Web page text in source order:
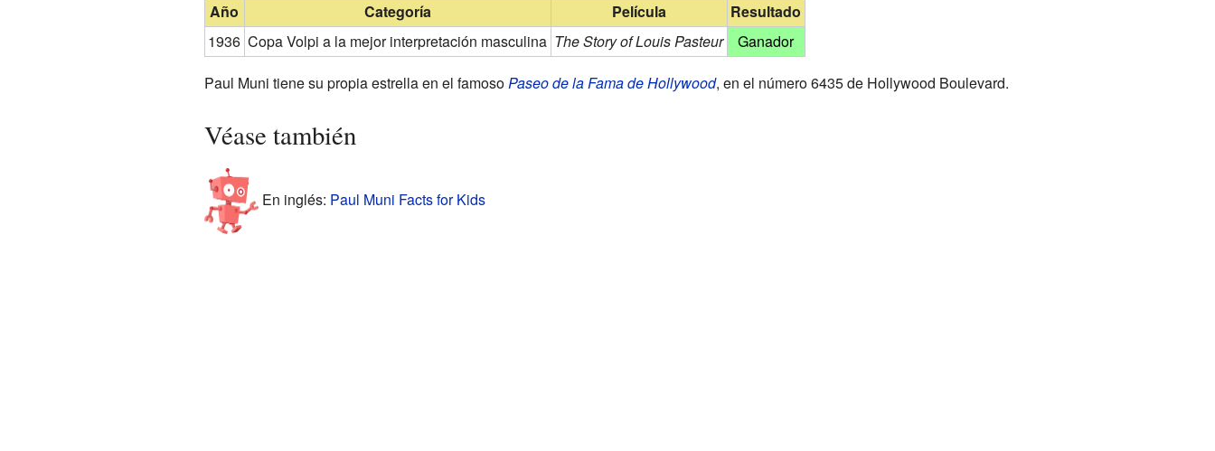
Año
Categoría Película
Resultado
1936 Copa Volpi a la mejor interpretación masculina The Story of Louis Pasteur
Ganador
Paul Muni tiene su propia estrella en el famosoPaseo de la Fama de Hollywood, en el número 6435 de Hollywood Boulevard.
Véase también
En inglés: Paul Muni Facts for Kids